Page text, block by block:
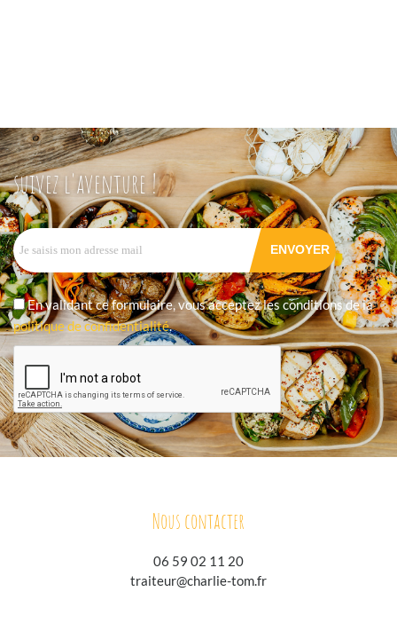
suivez l'aventure !
En validant ce formulaire, vous acceptez les conditions de la
politique de confidentialité.
Nous contacter
06 59 02 11 20
traiteur@charlie-tom.fr